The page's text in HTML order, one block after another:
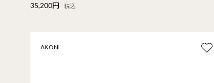
35,200円 税込
AKONI